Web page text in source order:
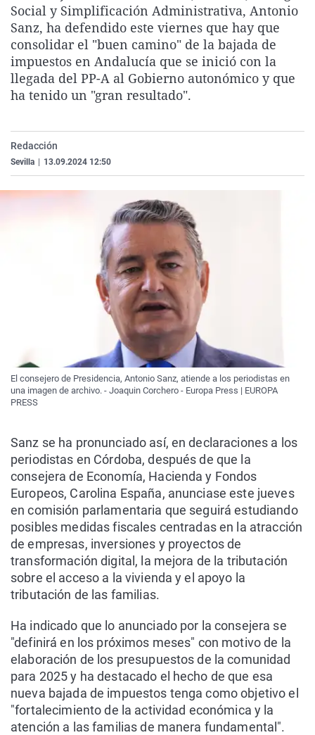
La rosa de los vientos
Gente viajera
Como el perro y el
Caso
Retornados
Equipo de
Operación Viuda
Extremadura
Galicia
La Rioja
Navarra
Virales
Televisión
Elecciones
Social y Simplificación Administrativa, Antonio
Sanz, ha defendido este viernes que hay que
consolidar el "buen camino" de la bajada de
impuestos en Andalucía que se inició con la
llegada del PP-A al Gobierno autonómico y que
ha tenido un "gran resultado".
Redacción
Sevilla 13.09.2024 12:50
El consejero de Presidencia, Antonio Sanz, atiende a los periodistas en
una imagen de archivo. - Joaquin Corchero - Europa Press | EUROPA
PRESS
Sanz se ha pronunciado así, en declaraciones a los
periodistas en Córdoba, después de que la
consejera de Economía, Hacienda y Fondos
Europeos, Carolina España, anunciase este jueves
en comisión parlamentaria que seguirá estudiando
posibles medidas fiscales centradas en la atracción
de empresas, inversiones y proyectos de
transformación digital, la mejora de la tributación
sobre el acceso a la vivienda y el apoyo la
tributación de las familias.
Ha indicado que lo anunciado por la consejera se
"definirá en los próximos meses" con motivo de la
elaboración de los presupuestos de la comunidad
para 2025 y ha destacado el hecho de que esa
nueva bajada de impuestos tenga como objetivo el
"fortalecimiento de la actividad económica y la
atención a las familias de manera fundamental".